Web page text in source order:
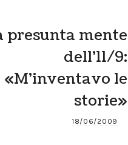
presunta mente
dell’11/9:
«M’inventavo le
storie»
18/06/2009